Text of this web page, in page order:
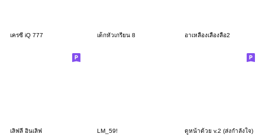
เครซี่ iQ 777 เด็กหัวเกรียน 8 อาเหลืองเลื่องลือ2
เลิฟลี่ อินเลิฟ LM_59! ดูหน้าด้วย v.2 (ส่งกำลังใจ)